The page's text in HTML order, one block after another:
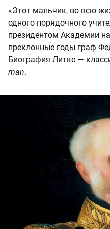
«Этот мальчик, во всю
одного порядочного
президентом Академии
преклонные годы граф
Биография Литке —
man.